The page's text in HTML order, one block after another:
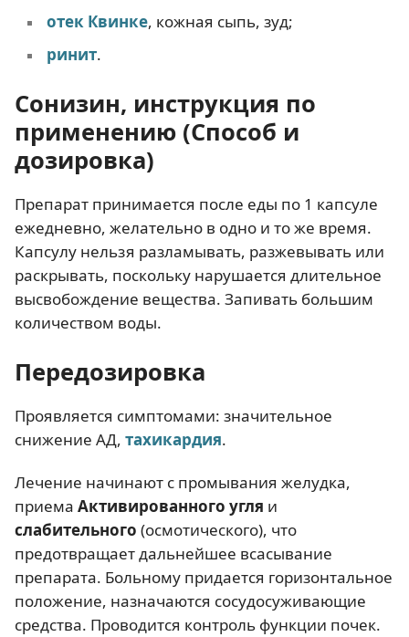
отек Квинке, кожная сыпь, зуд;
ринит.
Сонизин, инструкция по
применению (Способ и
дозировка)
Препарат принимается после еды по 1 капсуле
ежедневно, желательно в одно и то же время.
Капсулу нельзя разламывать, разжевывать или
раскрывать, поскольку нарушается длительное
высвобождение вещества. Запивать большим
количеством воды.
Передозировка
Проявляется симптомами: значительное
снижение АД, тахикардия.
Лечение начинают с промывания желудка,
приема Активированного угля и
слабительного (осмотического), что
предотвращает дальнейшее всасывание
препарата. Больному придается горизонтальное
положение, назначаются сосудосуживающие
средства. Проводится контроль функции почек.